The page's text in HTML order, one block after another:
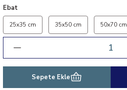
Ebat
25x35 cm 35x50 cm 50x70 cm
Sepete Ekle